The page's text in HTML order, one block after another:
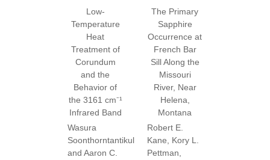
Low-
Temperature
Heat
Treatment of
Corundum
and the
Behavior of
the 3161 cm⁻¹
Infrared Band
Wasura
Soonthorntantikul
and Aaron C.
The Primary
Sapphire
Occurrence at
French Bar
Sill Along the
Missouri
River, Near
Helena,
Montana
Robert E.
Kane, Kory L.
Pettman,